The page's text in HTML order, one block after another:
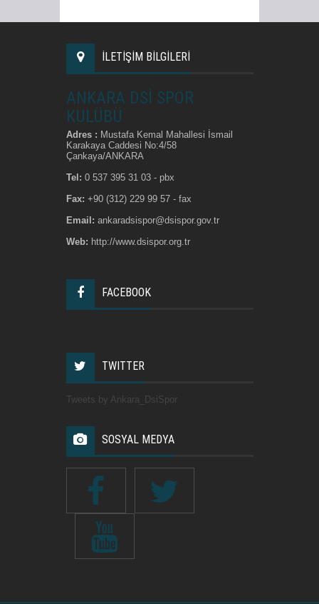
İLETİŞİM BİLGİLERİ
ANKARA DSİ SPOR
KULÜBÜ
Adres : Mustafa Kemal Mahallesi İsmail
Karakaya Caddesi No:4/58
Çankaya/ANKARA
Tel: 0 537 395 31 03 - pbx
Fax: +90 (312) 229 99 57 - fax
Email: ankaradsispor@dsispor.gov.tr
Web: http://www.dsispor.org.tr
FACEBOOK
TWITTER
Tweets by Ankara_DsiSpor
SOSYAL MEDYA